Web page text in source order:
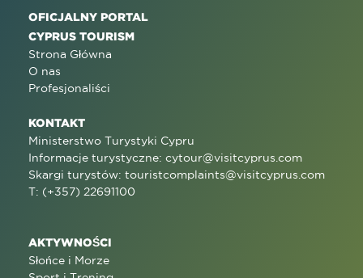
OFICJALNY PORTAL
CYPRUS TOURISM
Strona Główna
O nas
Profesjonaliści
KONTAKT
Ministerstwo Turystyki Cypru
Informacje turystyczne: cytour@visitcyprus.com
Skargi turystów: touristcomplaints@visitcyprus.com
T: (+357) 22691100
AKTYWNOŚCI
Słońce i Morze